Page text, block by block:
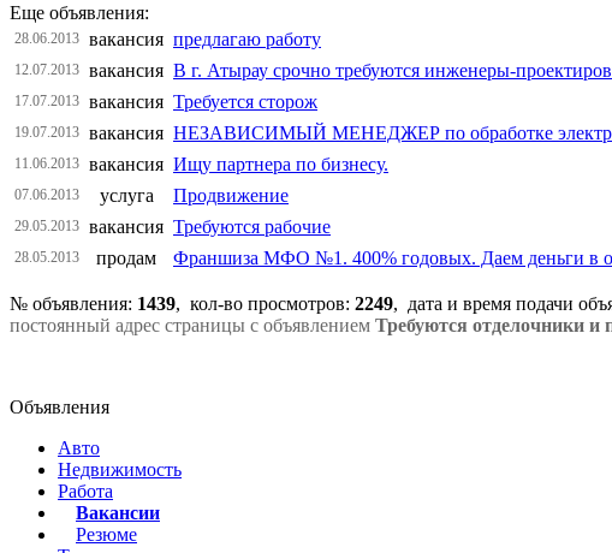
Еще объявления:
28.06.2013 вакансия предлагаю работу
12.07.2013 вакансия В г. Атырау срочно требуются инженеры-
17.07.2013 вакансия Требуется сторож
19.07.2013 вакансия НЕЗАВИСИМЫЙ МЕНЕДЖЕР по обработке
11.06.2013 вакансия Ищу партнера по бизнесу.
07.06.2013 услуга Продвижение
29.05.2013 вакансия Требуются рабочие
28.05.2013 продам Франшиза МФО №1. 400% годовых. Даем деньги в
№ объявления: 1439, кол-во просмотров: 2249, дата и время подачи
постоянный адрес страницы с объявлением Требуются отделочники и
Объявления
Авто
Недвижимость
Работа
Вакансии
Резюме